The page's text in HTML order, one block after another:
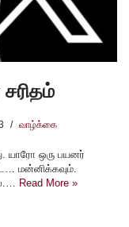
வாழ்க்கை
யாரோ ஒரு பயனர்
மன்னிக்கவும்.
Read More »